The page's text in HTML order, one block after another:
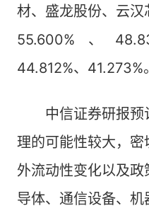
材、盛龙股份、云
55.600%、
44.812%、41.273%。
中信证券研报预
理的可能性较大，
外流动性变化以及
导体、通信设备、